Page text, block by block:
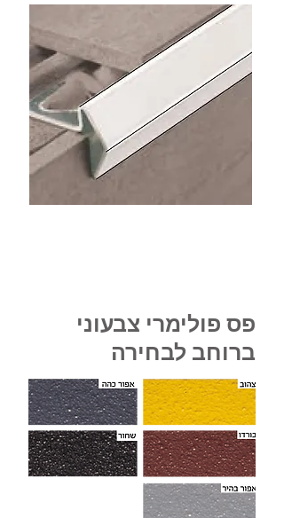
פס פולימרי צבעוני
ברוחב לבחירה